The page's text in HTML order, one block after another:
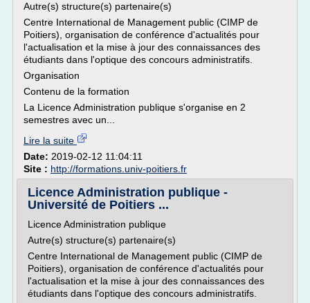
Autre(s) structure(s) partenaire(s)
Centre International de Management public (CIMP de
Poitiers), organisation de conférence d'actualités pour
l'actualisation et la mise à jour des connaissances des
étudiants dans l'optique des concours administratifs.
Organisation
Contenu de la formation
La Licence Administration publique s'organise en 2
semestres avec un...
Lire la suite
Date: 2019-02-12 11:04:11
Site : http://formations.univ-poitiers.fr
Licence Administration publique -
Université de Poitiers ...
Licence Administration publique
Autre(s) structure(s) partenaire(s)
Centre International de Management public (CIMP de
Poitiers), organisation de conférence d'actualités pour
l'actualisation et la mise à jour des connaissances des
étudiants dans l'optique des concours administratifs.